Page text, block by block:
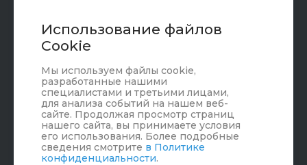
Использование файлов
Cookie
Мы используем файлы cookie,
разработанные нашими
специалистами и третьими лицами,
для анализа событий на нашем веб-
сайте. Продолжая просмотр страниц
нашего сайта, вы принимаете условия
его использования. Более подробные
сведения смотрите в Политике
конфиденциальности.
г. Юрюзань, ул. Пролетарская, 101